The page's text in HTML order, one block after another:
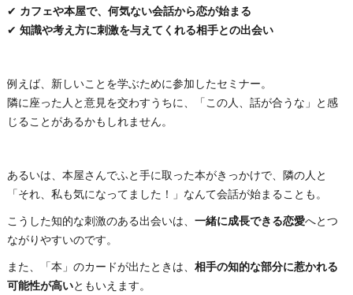
✔ カフェや本屋で、何気ない会話から恋が始まる
✔ 知識や考え方に刺激を与えてくれる相手との出会い
例えば、新しいことを学ぶために参加したセミナー。
隣に座った人と意見を交わすうちに、「この人、話が合うな」と感
じることがあるかもしれません。
あるいは、本屋さんでふと手に取った本がきっかけで、隣の人と
「それ、私も気になってました！」なんて会話が始まることも。
こうした知的な刺激のある出会いは、 一緒に成長できる恋愛へとつ
ながりやすいのです。
また、「本」のカードが出たときは、 相手の知的な部分に惹かれる
可能性が高いともいえます。